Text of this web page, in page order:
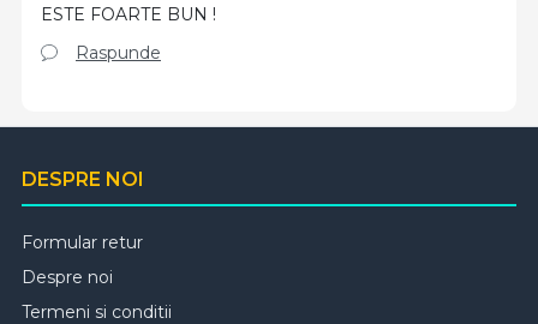
ESTE FOARTE BUN !
Raspunde
DESPRE NOI
Formular retur
Despre noi
Termeni si conditii